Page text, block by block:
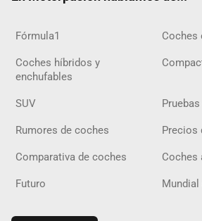
Fórmula1 Coches
Coches híbridos y
enchufables
SUV
Rumores de coches Precios
Comparativa de coches Coches
Futuro Mundial